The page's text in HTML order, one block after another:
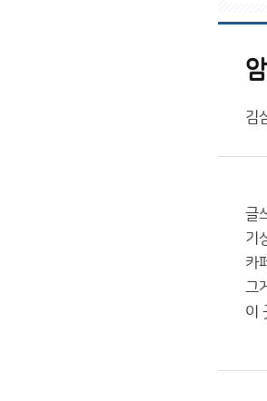
김
글
기
카
그
이